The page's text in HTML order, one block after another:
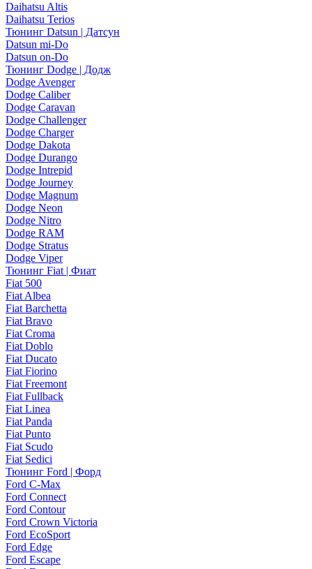
Daihatsu Altis
Daihatsu Terios
Тюнинг Datsun | Датсун
Datsun mi-Do
Datsun on-Do
Тюнинг Dodge | Додж
Dodge Avenger
Dodge Caliber
Dodge Caravan
Dodge Challenger
Dodge Charger
Dodge Dakota
Dodge Durango
Dodge Intrepid
Dodge Journey
Dodge Magnum
Dodge Neon
Dodge Nitro
Dodge RAM
Dodge Stratus
Dodge Viper
Тюнинг Fiat | Фиат
Fiat 500
Fiat Albea
Fiat Barchetta
Fiat Bravo
Fiat Croma
Fiat Doblo
Fiat Ducato
Fiat Fiorino
Fiat Freemont
Fiat Fullback
Fiat Linea
Fiat Panda
Fiat Punto
Fiat Scudo
Fiat Sedici
Тюнинг Ford | Форд
Ford C-Max
Ford Connect
Ford Contour
Ford Crown Victoria
Ford EcoSport
Ford Edge
Ford Escape